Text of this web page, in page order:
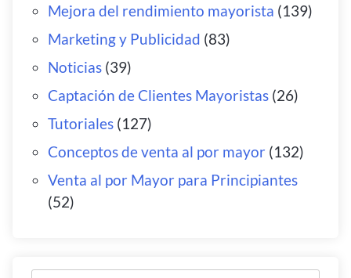
Mejora del rendimiento mayorista (139)
Marketing y Publicidad (83)
Noticias(39)
Captación de Clientes Mayoristas(26)
Tutoriales(127)
Conceptos de venta al por mayor(132)
Venta al por Mayor para Principiantes
(52)